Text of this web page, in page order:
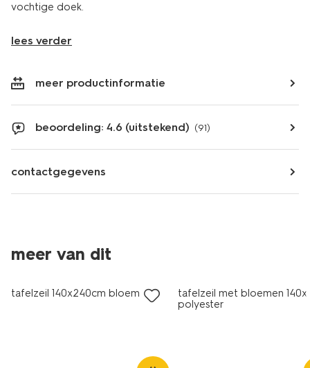
vochtige doek.
lees verder
meer productinformatie
beoordeling: 4.6 (uitstekend) (91)
contactgegevens
meer van dit
tafelzeil 140x240cm bloemen
tafelzeil met bloemen
polyester